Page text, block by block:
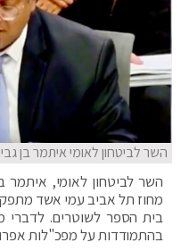
השר לביטחון לאומי איתמר בן
השר לביטחון לאומי, איתמר
מחוז תל אביב עמי אשד
בית הספר לשוטרים. לדברי
בהתמודדות על מפכ"לות